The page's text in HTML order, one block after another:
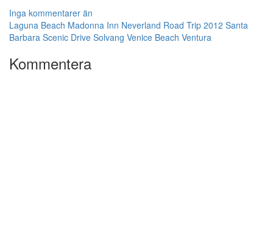
Inga kommentarer än
Laguna Beach Madonna Inn Neverland Road Trip 2012 Santa
Barbara Scenic Drive Solvang Venice Beach Ventura
Kommentera